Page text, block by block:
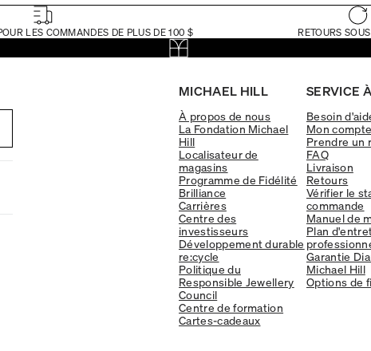
LES COMMANDES DE PLUS DE 100 $ RETOURS
MICHAEL HILL
À propos de nous
La Fondation Michael
Hill
Localisateur de
magasins
Programme de Fidélité
Brilliance
Carrières
Centre des
investisseurs
Développement durable
re:cycle
Politique du
Responsible Jewellery
Council
Centre de formation
Cartes-cadeaux
SERVICE
Besoin
Mon compte
Prendre un
FAQ
Livraison
Retours
Vérifier le
commande
Manuel de
Plan
Garantie
Michael Hill
Options de